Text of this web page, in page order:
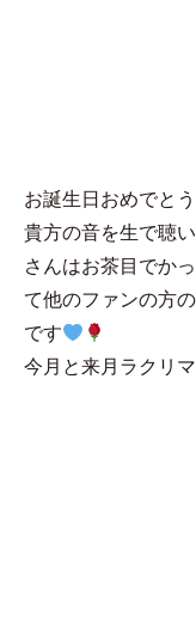
お誕生日おめでと
貴方の音を生で聴
さんはお茶目でか
て他のファンの方
です
今月と来月ラクリ